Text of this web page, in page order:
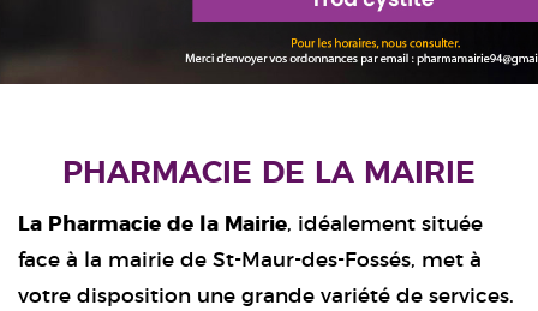
PHARMACIE DE LA MAIRIE
La Pharmacie de la Mairie, idéalement située
face à la mairie de St-Maur-des-Fossés, met à
votre disposition une grande variété de services.